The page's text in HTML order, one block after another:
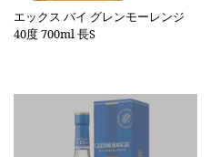
エックス バイ グレンモーレンジ
40度 700ml 長S